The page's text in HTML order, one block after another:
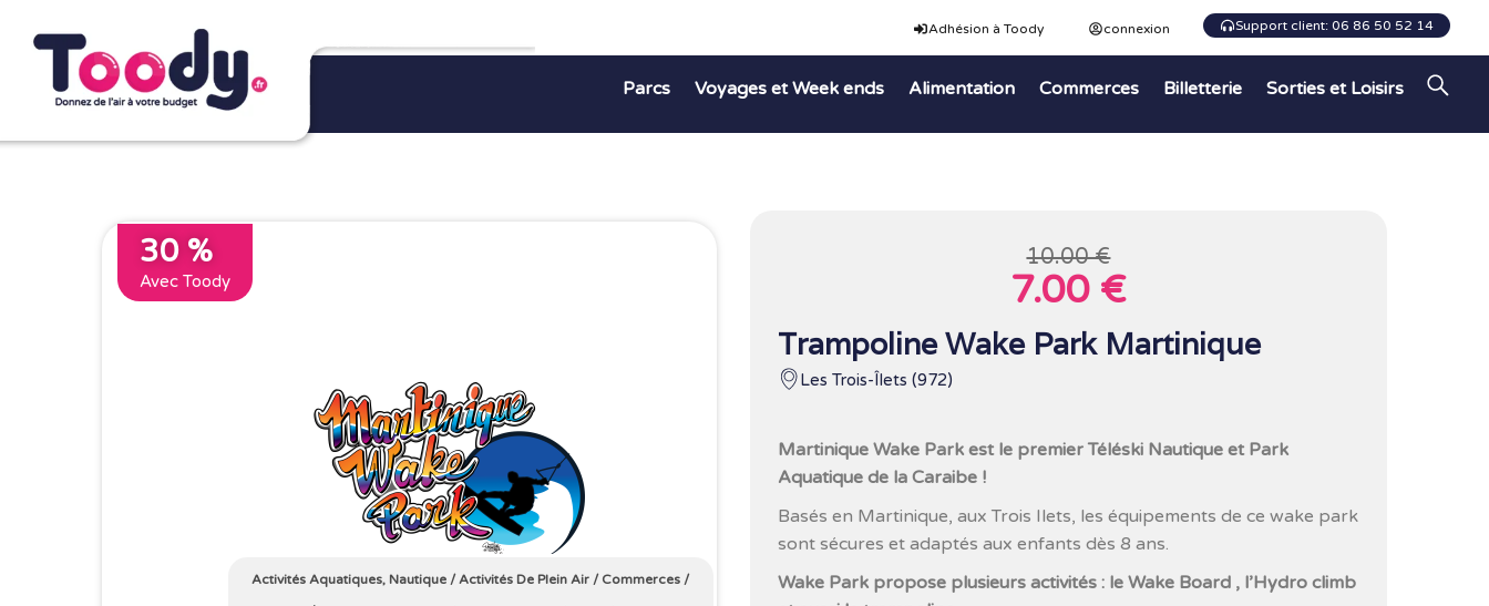
Adhésion à Toody connexion Support client: 06 86 50 52 14
Parcs Voyages et Week ends Alimentation Commerces Billetterie Sorties et Loisirs
30 %
Avec Toody
Activités Aquatiques, Nautique /Activités De Plein Air / Commerces /
10.00 €
7.00 €
Trampoline Wake Park Martinique
Les Trois-Îlets (972)
Martinique Wake Park est le premier Téléski Nautique et Park
Aquatique de la Caraibe !
Basés en Martinique, aux Trois Ilets, les équipements de ce wake park
sont sécures et adaptés aux enfants dès 8 ans.
Wake Park propose plusieurs activités : le Wake Board , l’Hydro climb